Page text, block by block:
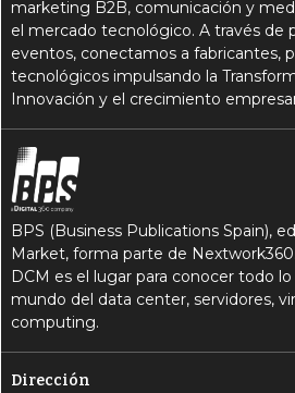
marketing B2B, comunicación y
el mercado tecnológico. A través de
eventos, conectamos a fabricantes,
tecnológicos impulsando la
Innovación y el crecimiento
BPS (Business Publications Spain),
Market, forma parte de Nextwork360.
DCM es el lugar para conocer todo
mundo del data center, servidores,
computing.
Dirección